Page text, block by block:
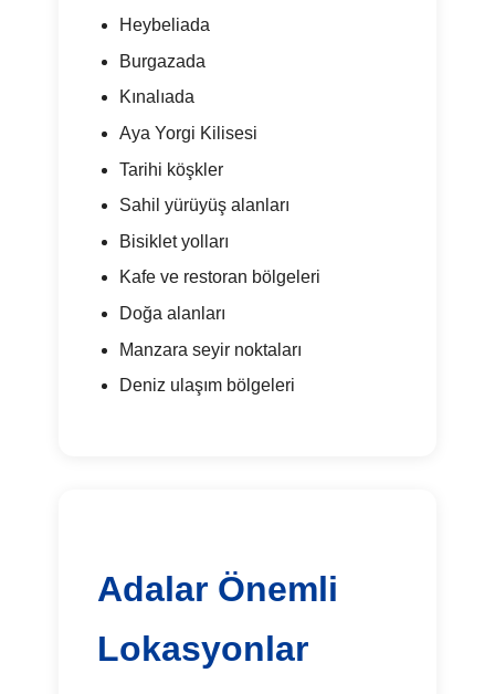
Heybeliada
Burgazada
Kınalıada
Aya Yorgi Kilisesi
Tarihi köşkler
Sahil yürüyüş alanları
Bisiklet yolları
Kafe ve restoran bölgeleri
Doğa alanları
Manzara seyir noktaları
Deniz ulaşım bölgeleri
Adalar Önemli
Lokasyonlar